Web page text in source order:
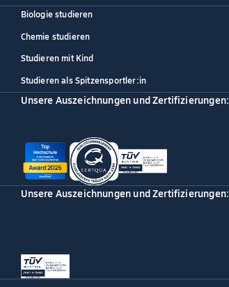
Biologie studieren
Chemie studieren
Studieren mit Kind
Studieren als Spitzensportler:in
Unsere Auszeichnungen und Zertifizierungen:
Unsere Auszeichnungen und Zertifizierungen: